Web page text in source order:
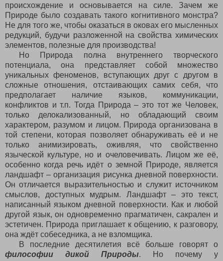
происхождение и основывается на силе. Зачем же
Природе было создавать такого когнитивного монстра?
Не для того же, чтобы оказаться в оковах его мысленных
редукций, будучи разложенной на свойства химических
элементов, полезные для производства!
Но Природа полна внутреннего творческого
потенциала, она представляет собой множество
уникальных феноменов, вступающих друг с другом в
сложные отношения, отстаивающих самих себя, что
предполагает наличие языков, коммуникации,
конфликтов и т.п. Тогда Природа – это тот же Человек,
только делокализованный, но обладающий своим
характером, разумом и лицом. Природа организована в
той степени, которая позволяет обнаруживать её и не
только анимизировать, оживляя, что свойственно
языческой культуре, но и очеловечивать. Лицом же её,
особенно когда речь идёт о земной Природе, является
ландшафт – организация рисунка дневной поверхности.
Он отличается выразительностью и служит источником
смыслов, доступных мудрым. Ландшафт – это текст,
написанный языком дневной поверхности. Как и любой
другой язык, он одновременно прагматичен, сакрален и
эстетичен. Природа приглашает к общению, к разговору,
она ждёт собеседника, а не взломщика.
В последние десятилетия всё больше говорят о
философии дикой Природы. Но почему у